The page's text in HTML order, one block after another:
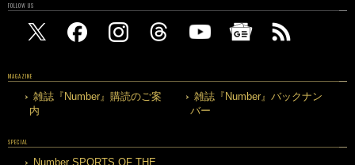
FOLLOW US
MAGAZINE
雑誌『Number』購読のご案
内
雑誌『Number』バックナン
バー
SPECIAL
Number SPORTS OF THE